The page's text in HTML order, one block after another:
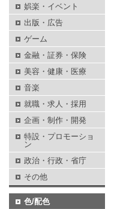
娯楽・イベント
出版・広告
ゲーム
金融・証券・保険
美容・健康・医療
音楽
就職・求人・採用
企画・制作・開発
特設・プロモーショ
ン
政治・行政・省庁
その他
色/配色